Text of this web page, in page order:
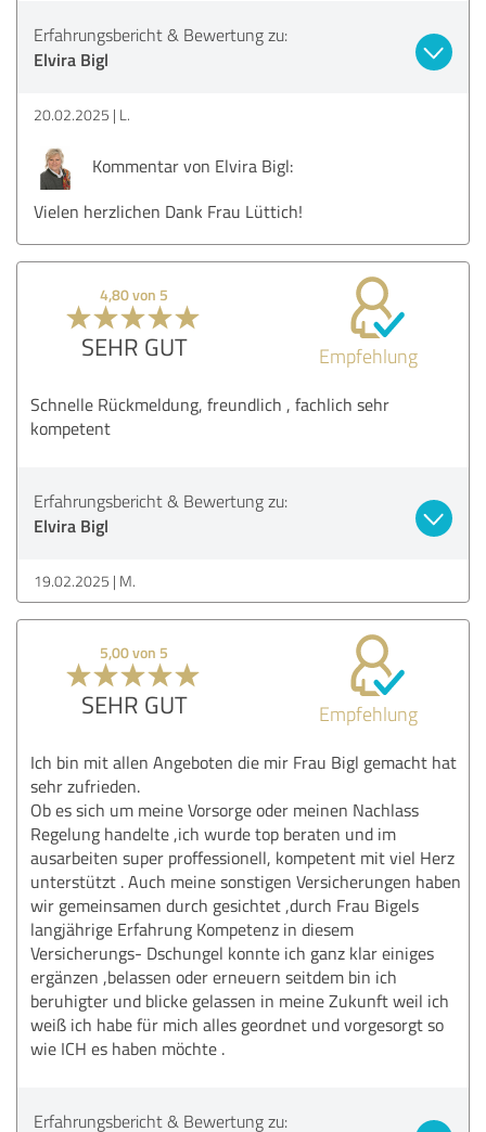
Erfahrungsbericht & Bewertung zu:
Elvira Bigl
20.02.2025 L.
Kommentar von Elvira Bigl:
Vielen herzlichen Dank Frau Lüttich!
4,80 von 5
SEHR GUT Empfehlung
Schnelle Rückmeldung, freundlich , fachlich sehr
kompetent
Erfahrungsbericht & Bewertung zu:
Elvira Bigl
19.02.2025 M.
5,00 von 5
SEHR GUT Empfehlung
Ich bin mit allen Angeboten die mir Frau Bigl gemacht hat
sehr zufrieden.
Ob es sich um meine Vorsorge oder meinen Nachlass
Regelung handelte ,ich wurde top beraten und im
ausarbeiten super proffessionell, kompetent mit viel Herz
unterstützt . Auch meine sonstigen Versicherungen haben
wir gemeinsamen durch gesichtet ,durch Frau Bigels
langjährige Erfahrung Kompetenz in diesem
Versicherungs- Dschungel konnte ich ganz klar einiges
ergänzen ,belassen oder erneuern seitdem bin ich
beruhigter und blicke gelassen in meine Zukunft weil ich
weiß ich habe für mich alles geordnet und vorgesorgt so
wie ICH es haben möchte .
Erfahrungsbericht & Bewertung zu: